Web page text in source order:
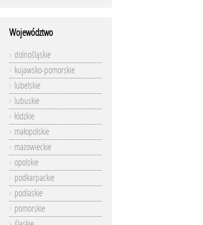
Województwo
dolnośląskie
kujawsko-pomorskie
lubelskie
lubuskie
łódzkie
małopolskie
mazowieckie
opolskie
podkarpackie
podlaskie
pomorskie